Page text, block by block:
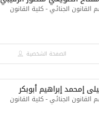
القانون الجنائي - كلية القانون
الصفحة الشخصية
إمحمد إبراهيم أبوبكر
القانون الجنائي - كلية القانون